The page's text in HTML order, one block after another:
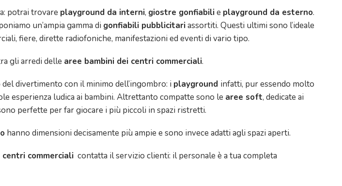
potrai trovare playground da interni, giostre gonfiabilie playground da esterno.
un’ampia gamma di gonfiabili pubblicitariassortiti. Questi ultimi sono l’ideale
fiere, dirette radiofoniche, manifestazioni ed eventi di vario tipo.
gli arredi delle aree bambini dei centri commerciali.
divertimento con il minimo dell’ingombro: i playground infatti, pur essendo molto
esperienza ludica ai bambini. Altrettanto compatte sono le aree soft, dedicate ai
perfette per far giocare i più piccoli in spazi ristretti.
hanno dimensioni decisamente più ampie e sono invece adatti agli spazi aperti.
centri commerciali contatta il servizio clienti: il personale è a tua completa